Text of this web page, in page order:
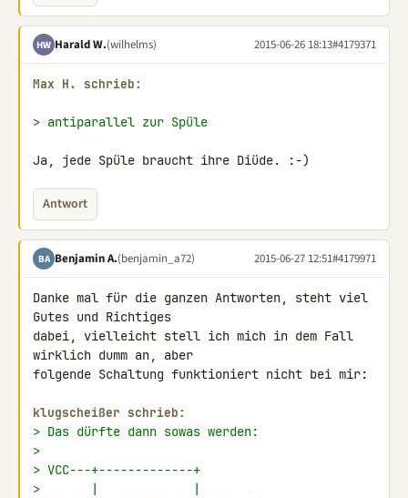
HW Harald W.(wilhelms) 2015-06-26 18:13#4179371
Max H. schrieb:
> antiparallel zur Spüle
Ja, jede Spüle braucht ihre Diüde. :-)
Antwort
BA Benjamin A.(benjamin_a72) 2015-06-27 12:51#4179971
Danke mal für die ganzen Antworten, steht viel
Gutes und Richtiges
dabei, vielleicht stell ich mich in dem Fall
wirklich dumm an, aber
folgende Schaltung funktioniert nicht bei mir:
klugscheißer schrieb:
> Das dürfte dann sowas werden:
>
> VCC---+-------------+
>       |             |